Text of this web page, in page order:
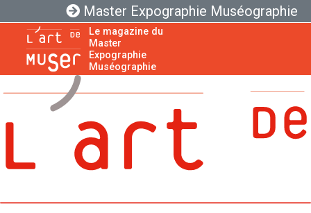
Master Expographie Muséographie
Le magazine du
Master
Expographie
Muséographie